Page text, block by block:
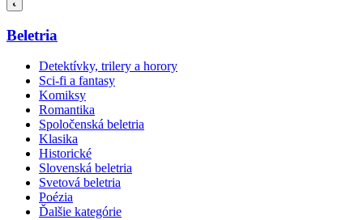
Beletria
Detektívky, trilery a horory
Sci-fi a fantasy
Komiksy
Romantika
Spoločenská beletria
Klasika
Historické
Slovenská beletria
Svetová beletria
Poézia
Ďalšie kategórie